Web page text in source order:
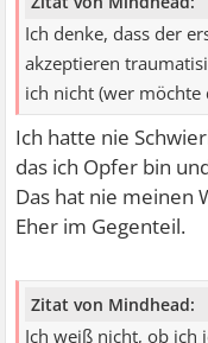
Ich denke, dass der
akzeptieren
ich nicht (wer möchte
Ich hatte nie
das ich Opfer bin
Das hat nie meinen
Eher im Gegenteil.
Zitat von Mindhead:
Ich weiß nicht, ob ich